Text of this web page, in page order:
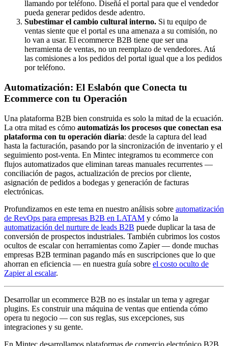
llamando por teléfono. Diseñá el portal para que el vendedor
pueda generar pedidos desde adentro.
Subestimar el cambio cultural interno. Si tu equipo de
ventas siente que el portal es una amenaza a su comisión, no
lo van a usar. El ecommerce B2B tiene que ser una
herramienta de ventas, no un reemplazo de vendedores. Atá
las comisiones a los pedidos del portal igual que a los pedidos
por teléfono.
Automatización: El Eslabón que Conecta tu
Ecommerce con tu Operación
Una plataforma B2B bien construida es solo la mitad de la ecuación.
La otra mitad es cómo automatizás los procesos que conectan esa
plataforma con tu operación diaria: desde la captura del lead
hasta la facturación, pasando por la sincronización de inventario y el
seguimiento post-venta. En Mintec integramos tu ecommerce con
flujos automatizados que eliminan tareas manuales recurrentes —
conciliación de pagos, actualización de precios por cliente,
asignación de pedidos a bodegas y generación de facturas
electrónicas.
Profundizamos en este tema en nuestro análisis sobre automatización
de RevOps para empresas B2B en LATAM y cómo la
automatización del nurture de leads B2B puede duplicar la tasa de
conversión de prospectos industriales. También cubrimos los costos
ocultos de escalar con herramientas como Zapier — donde muchas
empresas B2B terminan pagando más en suscripciones que lo que
ahorran en eficiencia — en nuestra guía sobre el costo oculto de
Zapier al escalar.
Desarrollar un ecommerce B2B no es instalar un tema y agregar
plugins. Es construir una máquina de ventas que entienda cómo
opera tu negocio — con sus reglas, sus excepciones, sus
integraciones y su gente.
En Mintec desarrollamos plataformas de comercio electrónico B2B